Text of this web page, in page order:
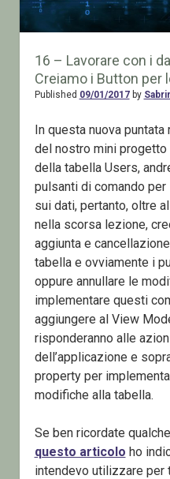
16 – Lavorare con i
Creiamo i Button per
Published 09/01/2017by
In questa nuova
del nostro mini
della tabella Users,
pulsanti di comando
sui dati, pertanto, oltre
nella scorsa lezione,
aggiunta e
tabella e ovviamente i
oppure annullare le
implementare questi
aggiungere al View
risponderanno alle
dell’applicazione e
property per
modifiche alla tabella.
Se ben ricordate
questo articolo ho
intendevo utilizzare per